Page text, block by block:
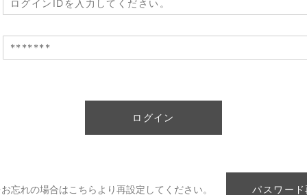
忘れの場合はこちらより再設定してください。